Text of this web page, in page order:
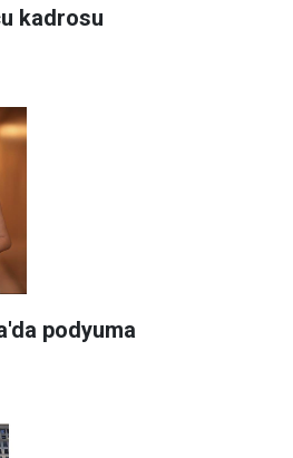
kadrosu
podyuma